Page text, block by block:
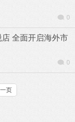
0
全面开启海外市
0
页